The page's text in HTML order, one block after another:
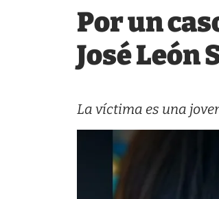
Por un
José León
La víctima es una